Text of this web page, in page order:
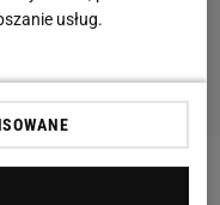
w Legii. "Vuković
usług.